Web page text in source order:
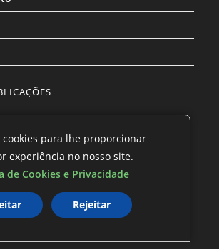
do biscoito de polvilho que ninguém te
…
Conseguir uma Casa na Minha Casa Minha
de Cozinha que Pesava no Bolso — e a
que …
cookies para lhe proporcionar
experiência no nosso site.
de Cookies e Privacidade
Rejeitar